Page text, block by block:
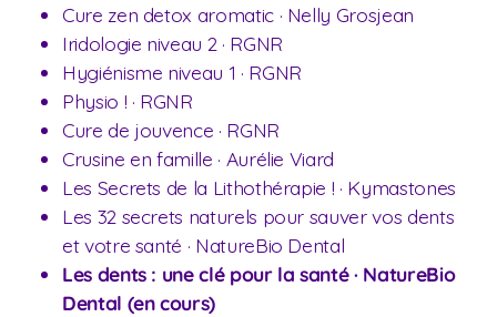
Cure zen detox aromatic · Nelly Grosjean
Iridologie niveau 2 · RGNR
Hygiénisme niveau 1 · RGNR
Physio ! · RGNR
Cure de jouvence · RGNR
Crusine en famille · Aurélie Viard
Les Secrets de la Lithothérapie ! · Kymastones
Les 32 secrets naturels pour sauver vos dents
et votre santé · NatureBio Dental
Les dents : une clé pour la santé · NatureBio
Dental (en cours)